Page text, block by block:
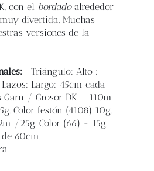
Carrito
con el bordadoalrededor
divertida. Muchas
versiones de la
Triángulo: Alto :
Largo: 45cm cada
Garn / Grosor DK - 110m
Color festón (4108) 10g.
/25g. Color (66) - 15g.
60cm.